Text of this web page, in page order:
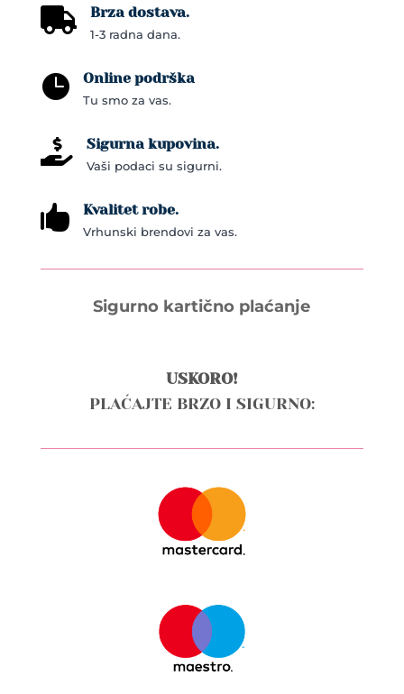
 Brza dostava.
1-3 radna dana.
 Online podrška
Tu smo za vas.
 Sigurna kupovina.
Vaši podaci su sigurni.
 Kvalitet robe.
Vrhunski brendovi za vas.
Sigurno kartično plaćanje
USKORO!
PLAĆAJTE BRZO I SIGURNO: